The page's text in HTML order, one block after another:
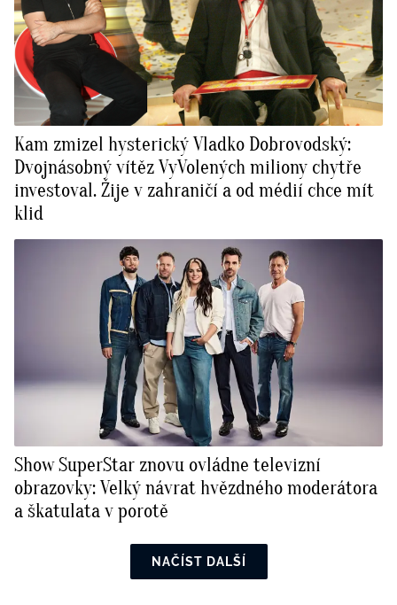
Kam zmizel hysterický Vladko Dobrovodský:
Dvojnásobný vítěz VyVolených miliony chytře
investoval. Žije v zahraničí a od médií chce mít
klid
Show SuperStar znovu ovládne televizní
obrazovky: Velký návrat hvězdného moderátora
a škatulata v porotě
NAČÍST DALŠÍ